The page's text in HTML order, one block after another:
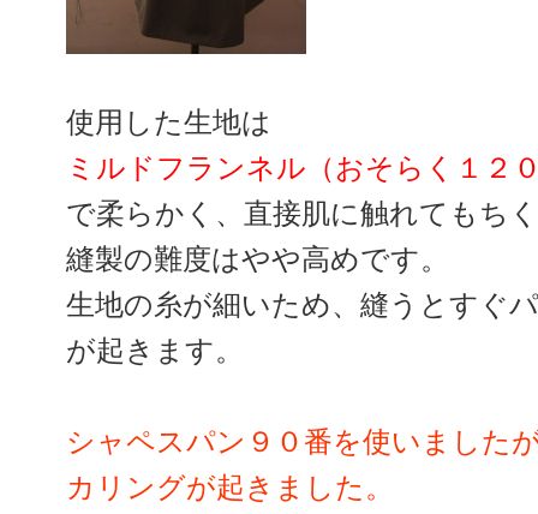
使用した生地は
ミルドフランネル（おそらく１２
で柔らかく、直接肌に触れてもち
縫製の難度はやや高めです。
生地の糸が細いため、縫うとすぐ
が起きます。
シャペスパン９０番を使いました
カリングが起きました。